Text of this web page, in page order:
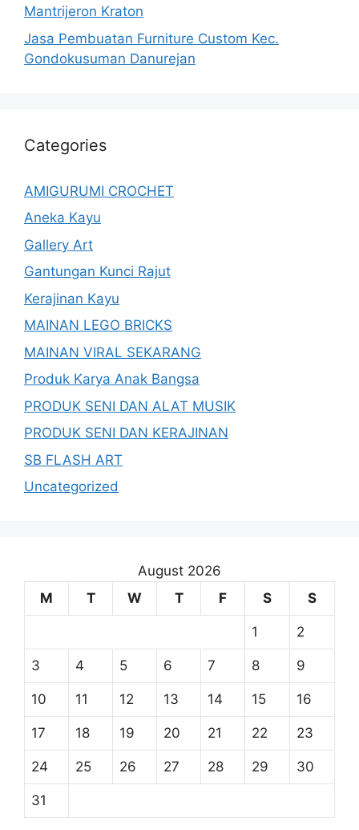
Mantrijeron Kraton
Jasa Pembuatan Furniture Custom Kec.
Gondokusuman Danurejan
Categories
AMIGURUMI CROCHET
Aneka Kayu
Gallery Art
Gantungan Kunci Rajut
Kerajinan Kayu
MAINAN LEGO BRICKS
MAINAN VIRAL SEKARANG
Produk Karya Anak Bangsa
PRODUK SENI DAN ALAT MUSIK
PRODUK SENI DAN KERAJINAN
SB FLASH ART
Uncategorized
August 2026
M
T W T F S S
1 2
3 4 5 6 7 8 9
10 11 12 13 14 15 16
17 18 19 20 21 22 23
24 25 26 27 28 29 30
31